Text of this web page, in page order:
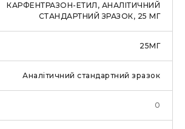
КАРФЕНТРАЗОН-ЕТИЛ, АНАЛІТИЧНИЙ
СТАНДАРТНИЙ ЗРАЗОК, 25 МГ
25МГ
Аналітичний стандартний зразок
0